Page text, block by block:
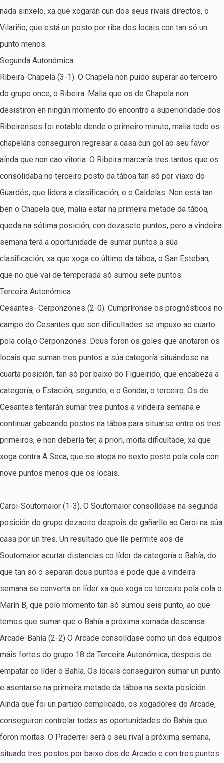
nada sinxelo, xa que xogarán cun dos seus rivais directos, o
Vilariño, que está un posto por riba dos locais con tan só un
punto menos.
Segunda Autonómica
Ribeira-Chapela (3-1). O Chapela non puido superar ao terceiro
do grupo once, o Ribeira. Malia que os de Chapela non
desistiron en ningún momento do encontro a superioridade dos
Ribeirenses foi notable dende o primeiro minuto, malia todo os
chapeláns conseguiron regresar a casa cun gol ao seu favor
aínda que non cao vitoria. O Ribeira marcaría tres tantos que os
consolidaba no terceiro posto da táboa tan só por viaxo do
Guardés, que lidera a clasificación, e o Caldelas. Non está tan
ben o Chapela que, malia estar na primeira metade da táboa,
queda na sétima posición, con dezasete puntos, pero a vindeira
semana terá a oportunidade de sumar puntos a súa
clasificación, xa que xoga co último da táboa, o San Esteban,
que no que vai de temporada só sumou sete puntos.
Terceira Autonómica
Cesantes- Cerponzones (2-0). Cumpríronse os prognósticos no
campo do Cesantes que sen dificultades se impuxo ao cuarto
pola cola,o Cerponzones. Dous foron os goles que anotaron os
locais que suman tres puntos a súa categoría situándose na
cuarta posición, tan só por baixo do Figueirido, que encabeza a
categoría, o Estación, segundo, e o Gondar, o terceiro. Os de
Cesantes tentarán sumar tres puntos a vindeira semana e
continuar gabeando postos na táboa para situarse entre os tres
primeiros, e non debería ter, a priori, moita dificultade, xa que
xoga contra A Seca, que se atopa no sexto posto pola cola con
nove puntos menos que os locais.
Caroi-Soutomaior (1-3). O Soutomaior consolídase na segunda
posición do grupo dezaoito despois de gañarlle ao Caroi na súa
casa por un tres. Un resultado que lle permite aos de
Soutomaior acurtar distancias co líder da categoría o Bahía, do
que tan só o separan dous puntos e pode que a vindeira
semana se converta en líder xa que xoga co terceiro pola cola o
Marín B, que polo momento tan só sumou seis punto, ao que
temos que sumar que o Bahía a próxima xornada descansa.
Arcade-Bahía (2-2) O Arcade consolídase como un dos equipos
máis fortes do grupo 18 da Terceira Autonómica, despois de
empatar co líder o Bahía. Os locais conseguiron sumar un punto
e asentarse na primeira metade da táboa na sexta posición.
Aínda que foi un partido complicado, os xogadores do Arcade,
conseguiron controlar todas as oportunidades do Bahía que
foron moitas. O Praderrei será o seu rival a próxima semana,
situado tres postos por baixo dos de Arcade e con tres puntos